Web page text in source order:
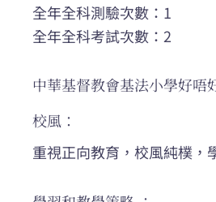
全年全科測驗次數：1
全年全科考試次數：2
中華基督教會基法小學好唔
校風：
重視正向教育，校風純樸，